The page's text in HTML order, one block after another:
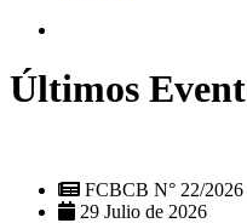
Últimos
FCBCB N° 22/2026
29 Julio de 2026